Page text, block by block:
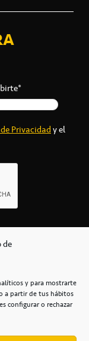
y para mostrarte
a partir de tus hábitos
configurar o rechazar
Privacidady el